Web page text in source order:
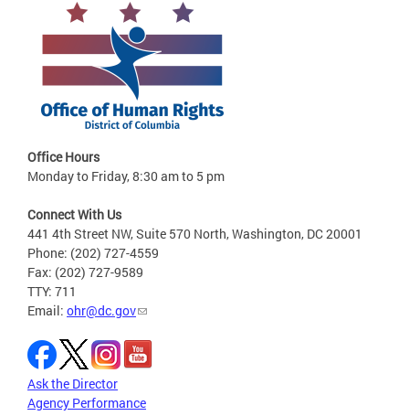
Office Hours
Monday to Friday, 8:30 am to 5 pm
Connect With Us
441 4th Street NW, Suite 570 North, Washington, DC 20001
Phone: (202) 727-4559
Fax: (202) 727-9589
TTY: 711
Email: ohr@dc.gov
Ask the Director
Agency Performance